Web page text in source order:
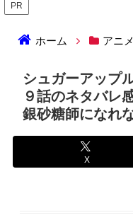
PR
ホーム アニ
シュガーアップ
９話のネタバレ
銀砂糖師になれな
X